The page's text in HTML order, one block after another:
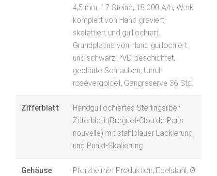
4,5 mm, 17 Steine, 18.000 A/h, Werk
komplett von Hand graviert,
skelettiert und guillochiert,
Grundplatine von Hand guillochiert
und schwarz PVD-beschichtet,
gebläute Schrauben, Unruh
rosévergoldet, Gangreserve 36 Std.
Zifferblatt
Handguillochiertes Sterlingsilber-
Zifferblatt (Breguet-Clou de Paris
nouvelle) mit stahlblauer Lackierung
und Punkt-Skalierung
Gehäuse
Pforzheimer Produktion, Edelstahl, Ø